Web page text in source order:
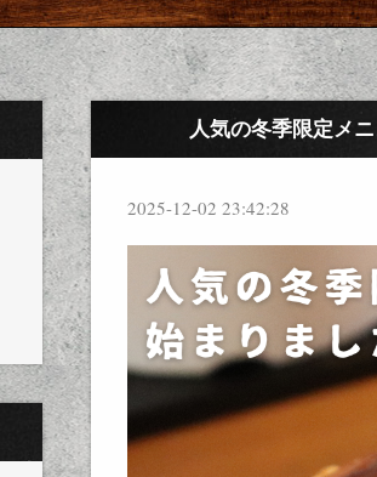
人気の冬季限定メ
2025-12-02 23:42:28